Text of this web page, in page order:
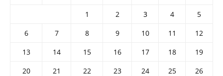
1 2 3 4
5
6
7 8 9 10 11
12
13
14 15 16 17 18
19
20
21 22 23 24 25
26